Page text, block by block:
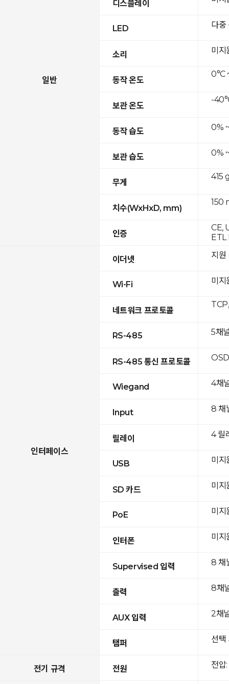
일반
디스플레이
LED
소리
동작 온도
보관 온도
동작 습도
보관 습도
무게
치수(WxHxD, mm)
인증
인터페이스
이더넷
Wi-Fi
네트워크 프로토콜
RS-485
RS-485 통신 프로토콜
Wiegand
Input
릴레이
USB
SD 카드
PoE
인터폰
Supervised 입력
출력
AUX 입력
탬퍼
전기 규격 전원
다중
미지
0°C
-
0%
0%
415
150
CE,
지
미지
5채
4채
8 채
4 릴
미지
미지
미지
미지
8 채
8채
2채
선택
전압